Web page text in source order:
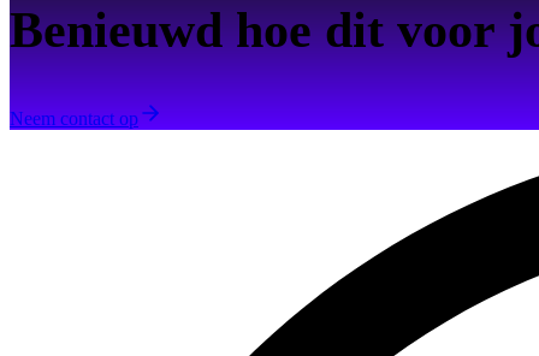
Benieuwd hoe dit voor
Neem contact op